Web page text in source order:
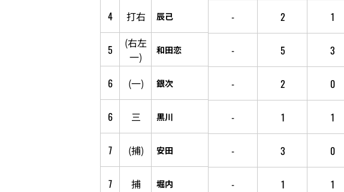
4 打右 辰己 - 2 1
5
(右左
一)
和田恋 - 5 3
6 (一) 銀次 - 2 0
6 三 黒川 - 1 1
7 (捕) 安田 - 3 0
7 捕 堀内 - 1 1